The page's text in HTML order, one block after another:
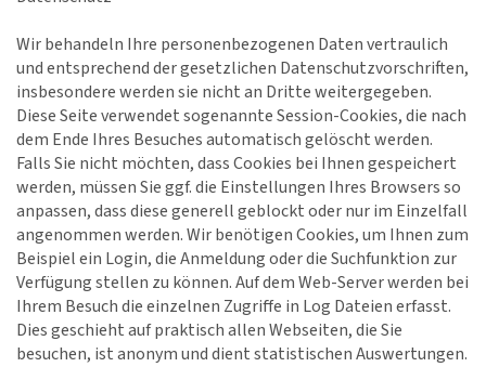
Wir behandeln Ihre personenbezogenen Daten vertraulich
und entsprechend der gesetzlichen Datenschutzvorschriften,
insbesondere werden sie nicht an Dritte weitergegeben.
Diese Seite verwendet sogenannte Session-Cookies, die nach
dem Ende Ihres Besuches automatisch gelöscht werden.
Falls Sie nicht möchten, dass Cookies bei Ihnen gespeichert
werden, müssen Sie ggf. die Einstellungen Ihres Browsers so
anpassen, dass diese generell geblockt oder nur im Einzelfall
angenommen werden. Wir benötigen Cookies, um Ihnen zum
Beispiel ein Login, die Anmeldung oder die Suchfunktion zur
Verfügung stellen zu können. Auf dem Web-Server werden bei
Ihrem Besuch die einzelnen Zugriffe in Log Dateien erfasst.
Dies geschieht auf praktisch allen Webseiten, die Sie
besuchen, ist anonym und dient statistischen Auswertungen.